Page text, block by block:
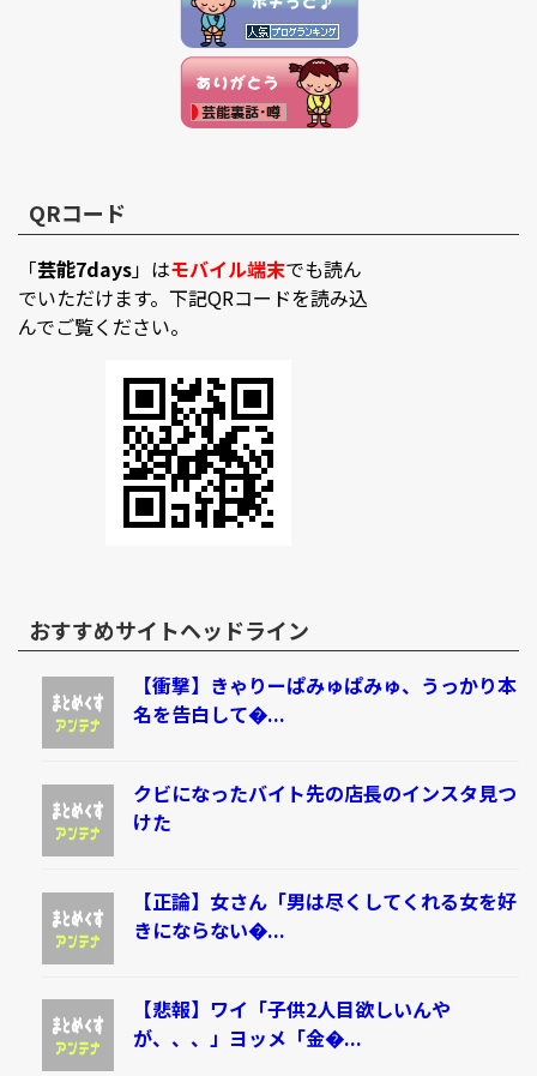
QRコード
「芸能7days」はモバイル端末でも読ん
でいただけます。下記QRコードを読み込
んでご覧ください。
おすすめサイトヘッドライン
【衝撃】きゃりーぱみゅぱみゅ、うっかり本
名を告白して�...
クビになったバイト先の店長のインスタ見つ
けた
【正論】女さん「男は尽くしてくれる女を好
きにならない�...
【悲報】ワイ「子供2人目欲しいんや
が、、、」ヨッメ「金�...